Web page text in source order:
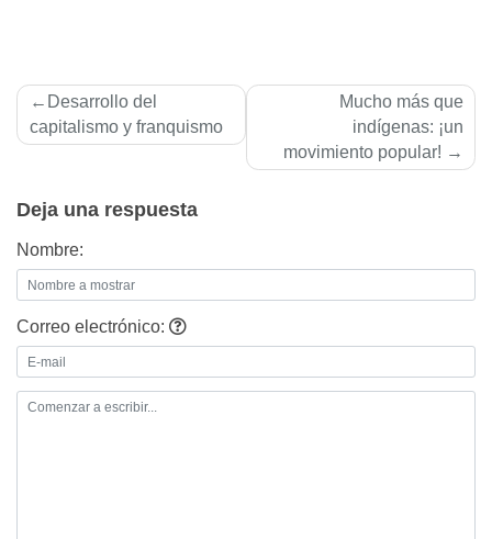
Navegación
de
Desarrollo del
capitalismo y franquismo
Mucho más que
indígenas: ¡un
movimiento popular!
Deja una respuesta
Nombre:
Correo electrónico: